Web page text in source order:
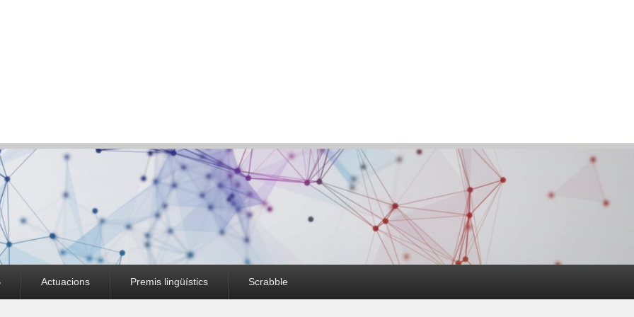
Actuacions Premis lingüístics Scrabble